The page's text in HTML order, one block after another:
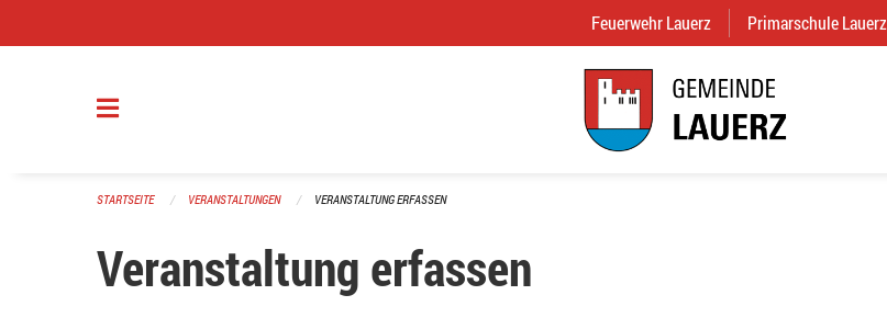
Feuerwehr Lauerz (External Link)
Primarschule Lauerz
STARTSEITE VERANSTALTUNGEN VERANSTALTUNG ERFASSEN
Veranstaltung erfassen